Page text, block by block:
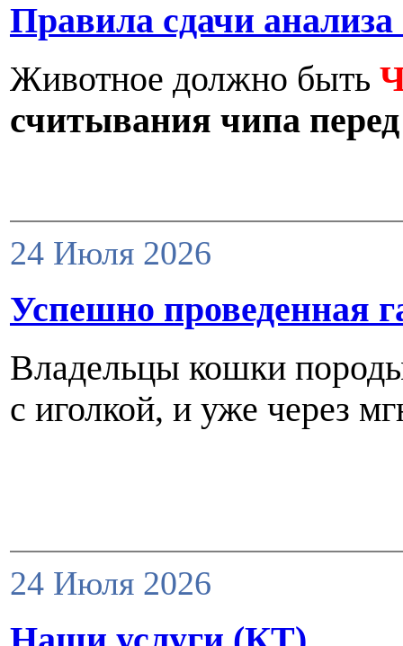
Правила сдачи
Животное должно быть
считывания чипа
24 Июля 2026
Успешно проведенная
Владельцы кошки породы
с иголкой, и уже через
24 Июля 2026